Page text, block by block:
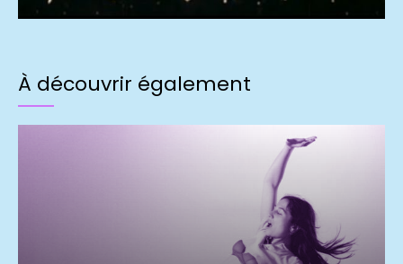
À découvrir également